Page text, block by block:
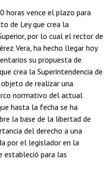
horas vence el plazo para
de Ley que crea la
por lo cual el rector de
Vera, ha hecho llegar hoy
su propuesta de
crea la Superintendencia de
objeto de realizar una
normativo del actual
hasta la fecha se ha
la base de la libertad de
del derecho a una
por el legislador en la
estableció para las